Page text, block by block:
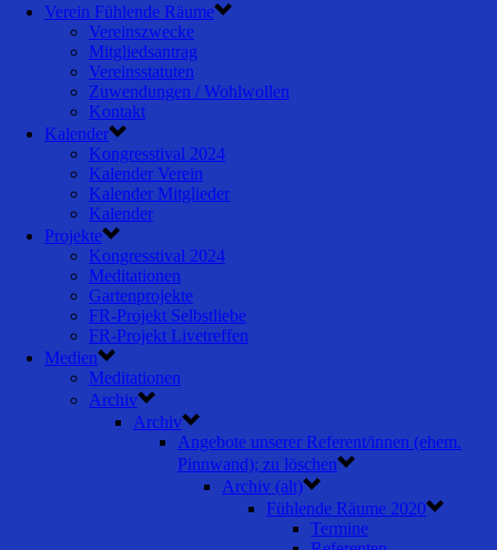
Verein Fühlende Räume
Vereinszwecke
Mitgliedsantrag
Vereinsstatuten
Zuwendungen / Wohlwollen
Kontakt
Kalender
Kongresstival 2024
Kalender Verein
Kalender Mitglieder
Kalender
Projekte
Kongresstival 2024
Meditationen
Gartenprojekte
FR-Projekt Selbstliebe
FR-Projekt Livetreffen
Medien
Meditationen
Archiv
Archiv
Angebote unserer Referent/innen (ehem.
Pinnwand); zu löschen
Archiv (alt)
Fühlende Räume 2020
Termine